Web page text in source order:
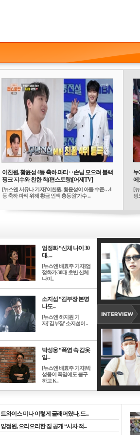
이찬원, 황윤성 4등 축하 파티‥손님 모으려 블랙
핑크 지수와 친한 척(편스토랑)[어제TV]
[뉴스엔 서유나 기자]'이찬원, 황윤성이 아들 수준…4
등 축하 파티 위해 황금 인맥 총동원'가수 ...
누
에
[
핑
엄정화 “신체 나이 30
대, ...
[뉴스엔 배효주 기자]엄
정화가 30대 초반 신체
나이..
소지섭 “김부장 본명
나도...
[뉴스엔 하지원 기
자]'김부장' 소지섭이 ..
박성웅 “폭염 속 갑옷
입...
[뉴스엔 배효주 기자]박
성웅이 폭염에도 불구
하고 K..
트와이스 미나 이렇게 글래머였나, 드...
양정원, 으리으리한 집 공개 “시차 적...